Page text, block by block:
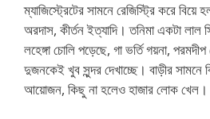
ম্যাজিস্ট্রেটের সামনে রেজিস্ট্রি করে বিয়ে
অরদাস, কীর্তন ইত্যাদি। তনিমা একটা
লহেঙ্গা চোলি পড়েছে, গা ভর্তি গয়না,
দুজনকেই খুব সুন্দর দেখাচ্ছে। বাড়ীর সামনে
আয়োজন, কিছু না হলেও হাজার লোক খেল।